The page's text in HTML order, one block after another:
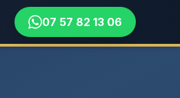
07 57 82 13 06